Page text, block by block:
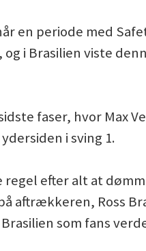
en periode med
i Brasilien viste
faser, hvor Max
i sving 1.
regel efter alt at
aftrækkeren, Ross
som fans